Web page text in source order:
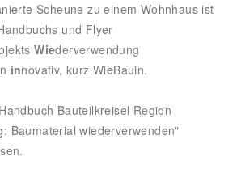
Scheune zu einem Wohnhaus ist
und Flyer
Wiederverwendung
innovativ, kurz WieBauin.
Bauteilkreisel Region
Baumaterial wiederverwenden"